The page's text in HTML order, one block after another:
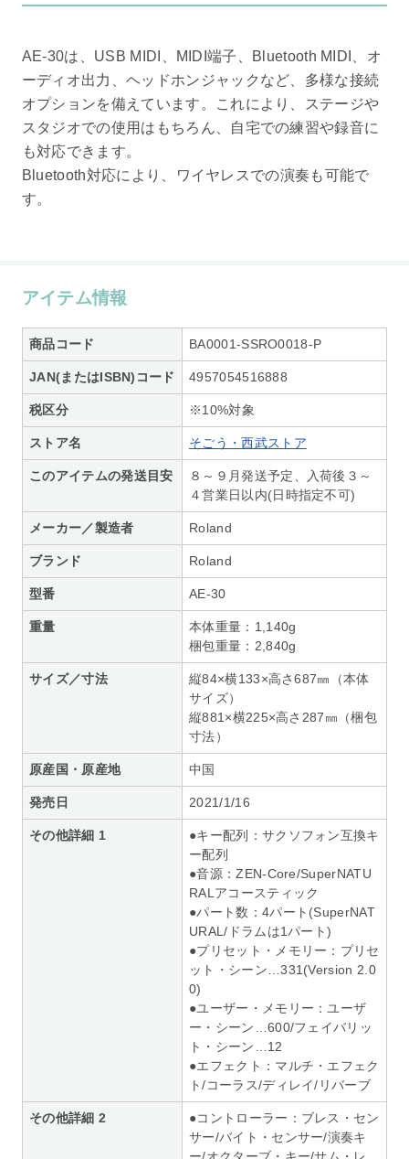
AE-30は、USB MIDI、MIDI端子、Bluetooth MIDI、オ
ーディオ出力、ヘッドホンジャックなど、多様な接続
オプションを備えています。これにより、ステージや
スタジオでの使用はもちろん、自宅での練習や録音に
も対応できます。
Bluetooth対応により、ワイヤレスでの演奏も可能で
す。
アイテム情報
商品コード BA0001-SSRO0018-P
JAN(またはISBN)コード 4957054516888
税区分 ※10%対象
ストア名 そごう・西武ストア
このアイテムの発送目安
８～９月発送予定、入荷後３～
４営業日以内(日時指定不可)
メーカー／製造者 Roland
ブランド Roland
型番 AE-30
重量
本体重量：1,140g
梱包重量：2,840g
サイズ／寸法
縦84×横133×高さ687㎜（本体
サイズ）
縦881×横225×高さ287㎜（梱包
寸法）
原産国・原産地 中国
発売日 2021/1/16
その他詳細 1
●キー配列：サクソフォン互換キ
ー配列
●音源：ZEN-Core/SuperNATU
RALアコースティック
●パート数：4パート(SuperNAT
URAL/ドラムは1パート)
●プリセット・メモリー：プリセ
ット・シーン…331(Version 2.0
0)
●ユーザー・メモリー：ユーザ
ー・シーン…600/フェイバリッ
ト・シーン…12
●エフェクト：マルチ・エフェク
ト/コーラス/ディレイ/リバーブ
その他詳細 2
●コントローラー：ブレス・セン
サー/バイト・センサー/演奏キ
ー/オクターブ・キー/サム・レ